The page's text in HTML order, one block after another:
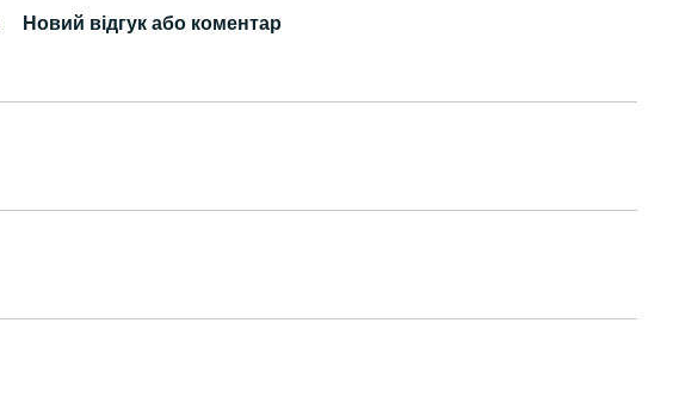
Новий відгук або коментар